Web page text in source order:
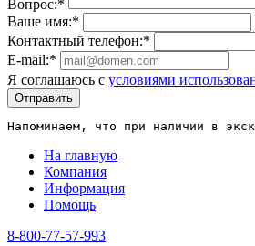
Вопрос:*
Ваше имя:*
Контактный телефон:*
E-mail:*
Я соглашаюсь c условиями
Отправить
Напоминаем, что при наличии в
На главную
Компания
Информация
Помощь
8-800-77-57-993